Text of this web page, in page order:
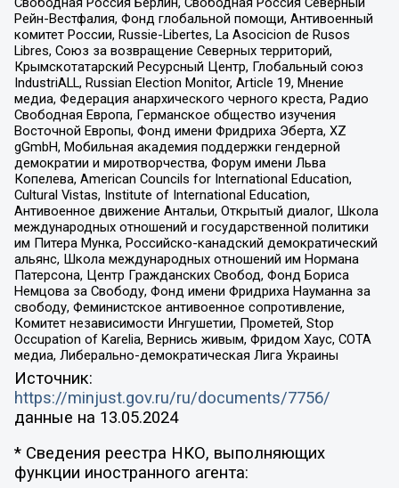
Рейн-Вестфалия, Фонд глобальной помощи, Антивоенный
комитет России, Russie-Libertes, La Asocicion de Rusos
Libres, Союз за возвращение Северных территорий,
Крымскотатарский Ресурсный Центр, Глобальный союз
IndustriALL, Russian Election Monitor, Article 19, Мнение
медиа, Федерация анархического черного креста, Радио
Свободная Европа, Германское общество изучения
Восточной Европы, Фонд имени Фридриха Эберта, XZ
gGmbH, Мобильная академия поддержки гендерной
демократии и миротворчества, Форум имени Льва
Копелева, American Councils for International Education,
Cultural Vistas, Institute of International Education,
Антивоенное движение Антальи, Открытый диалог, Школа
международных отношений и государственной политики
им Питера Мунка, Российско-канадский демократический
альянс, Школа международных отношений им Нормана
Патерсона, Центр Гражданских Свобод, Фонд Бориса
Немцова за Свободу, Фонд имени Фридриха Науманна за
свободу, Феминистское антивоенное сопротивление,
Комитет независимости Ингушетии, Прометей, Stop
Occupation of Karelia, Вернись живым, Фридом Хаус, СОТА
медиа, Либерально-демократическая Лига Украины
Источник:
https://minjust.gov.ru/ru/documents/7756/
данные на 13.05.2024
* Сведения реестра НКО, выполняющих
функции иностранного агента: